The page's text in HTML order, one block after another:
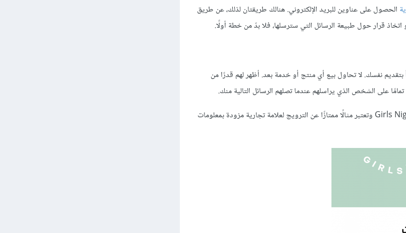
الحصول على عناوين للبريد الإلكتروني. هنالك طريقتان لذلك، عن طريق
قرار حول طبيعة الرسائل التي سترسلها، فلا بدّ من خطة أولًا.
نفسك. لا تحاول بيع أي منتج أو خدمة بعد. أظهر لهم قدرًا من
على الشخص الذي يراسلهم عندما تصلهم الرسائل التالية منك.
يفضل الناس التواصل مع إنسان بدلًا من عمل. تمثل الصورة التالية رسالة ترحيب من Girls Night IN وتعتبر مثالًا ممتازًا عن الترويج لعلامة تجارية مزودة بمعلومات